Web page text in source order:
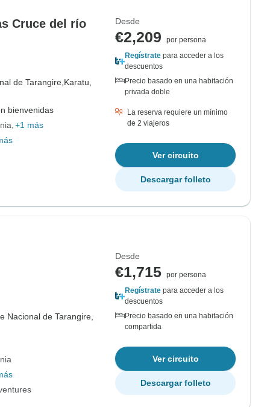
Cruce del río
de Tarangire, Karatu,
bienvenidas
+1 más
Desde
€2,209
por persona
Regístrate para acceder a los
descuentos
Precio basado en una habitación
privada doble
La reserva requiere un mínimo
de 2 viajeros
Ver circuito
Descargar folleto
Nacional de Tarangire,
Desde
€1,715 por persona
Regístrate para acceder a los
descuentos
Precio basado en una habitación
compartida
Ver circuito
Descargar folleto